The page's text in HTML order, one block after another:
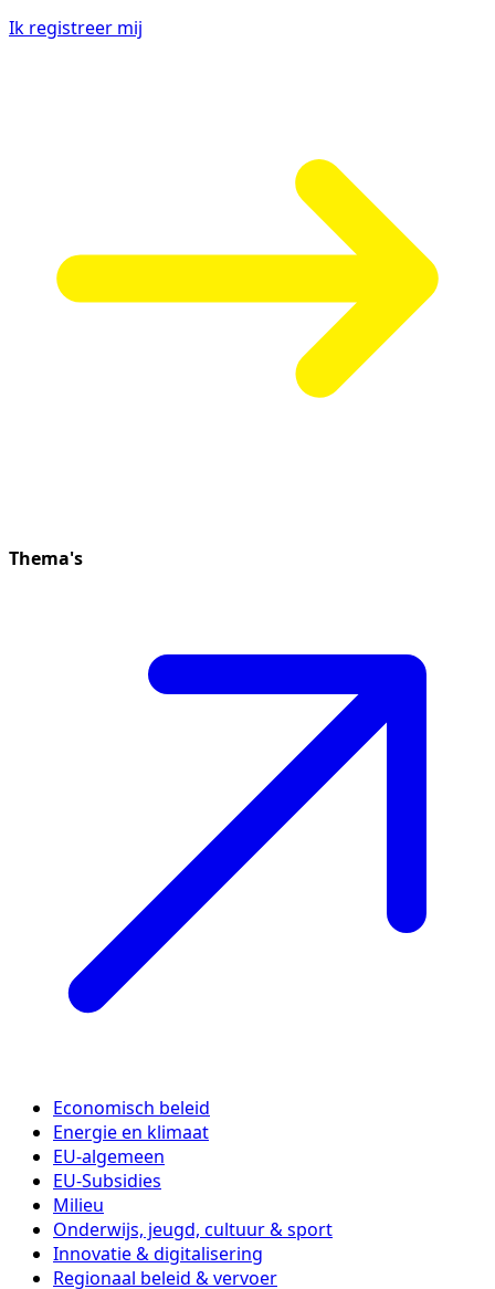
Ik registreer mij
Thema's
Economisch beleid
Energie en klimaat
EU-algemeen
EU-Subsidies
Milieu
Onderwijs, jeugd, cultuur & sport
Innovatie & digitalisering
Regionaal beleid & vervoer